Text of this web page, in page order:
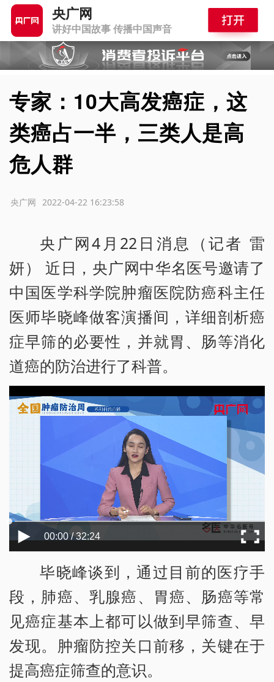
央广网
讲好中国故事 传播中国声音
专家：10大高发癌症，这
类癌占一半，三类人是高
危人群
2022-04-22 16:23:58
央广网
央广网4月22日消息（记者 雷
妍） 近日，央广网中华名医号邀请了
中国医学科学院肿瘤医院防癌科主任
医师毕晓峰做客演播间，详细剖析癌
症早筛的必要性，并就胃、肠等消化
道癌的防治进行了科普。
00:00 / 32:24
毕晓峰谈到，通过目前的医疗手
段，肺癌、乳腺癌、胃癌、肠癌等常
见癌症基本上都可以做到早筛查、早
发现。肿瘤防控关口前移，关键在于
提高癌症筛查的意识。